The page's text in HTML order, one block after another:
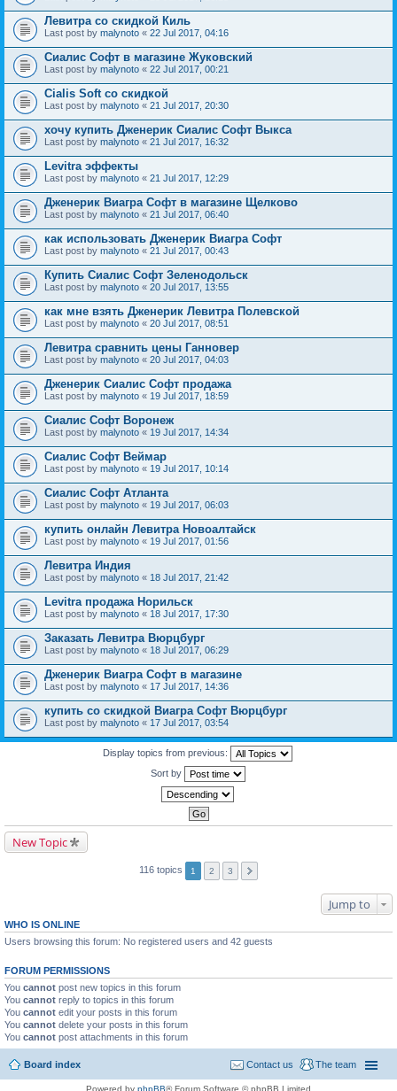
Левитра со скидкой Киль
Last post by malynoto « 22 Jul 2017, 04:16
Сиалис Софт в магазине Жуковский
Last post by malynoto « 22 Jul 2017, 00:21
Cialis Soft со скидкой
Last post by malynoto « 21 Jul 2017, 20:30
хочу купить Дженерик Сиалис Софт Выкса
Last post by malynoto « 21 Jul 2017, 16:32
Levitra эффекты
Last post by malynoto « 21 Jul 2017, 12:29
Дженерик Виагра Софт в магазине Щелково
Last post by malynoto « 21 Jul 2017, 06:40
как использовать Дженерик Виагра Софт
Last post by malynoto « 21 Jul 2017, 00:43
Купить Сиалис Софт Зеленодольск
Last post by malynoto « 20 Jul 2017, 13:55
как мне взять Дженерик Левитра Полевской
Last post by malynoto « 20 Jul 2017, 08:51
Левитра сравнить цены Ганновер
Last post by malynoto « 20 Jul 2017, 04:03
Дженерик Сиалис Софт продажа
Last post by malynoto « 19 Jul 2017, 18:59
Сиалис Софт Воронеж
Last post by malynoto « 19 Jul 2017, 14:34
Сиалис Софт Веймар
Last post by malynoto « 19 Jul 2017, 10:14
Сиалис Софт Атланта
Last post by malynoto « 19 Jul 2017, 06:03
купить онлайн Левитра Новоалтайск
Last post by malynoto « 19 Jul 2017, 01:56
Левитра Индия
Last post by malynoto « 18 Jul 2017, 21:42
Levitra продажа Норильск
Last post by malynoto « 18 Jul 2017, 17:30
Заказать Левитра Вюрцбург
Last post by malynoto « 18 Jul 2017, 06:29
Дженерик Виагра Софт в магазине
Last post by malynoto « 17 Jul 2017, 14:36
купить со скидкой Виагра Софт Вюрцбург
Last post by malynoto « 17 Jul 2017, 03:54
Display topics from previous:
Sort by
New Topic
116 topics 1 2 3
Jump to
WHO IS ONLINE
Users browsing this forum: No registered users and 42 guests
FORUM PERMISSIONS
You cannot post new topics in this forum
You cannot reply to topics in this forum
You cannot edit your posts in this forum
You cannot delete your posts in this forum
You cannot post attachments in this forum
Board index The team
Contact us
Powered by phpBB® Forum Software © phpBB Limited